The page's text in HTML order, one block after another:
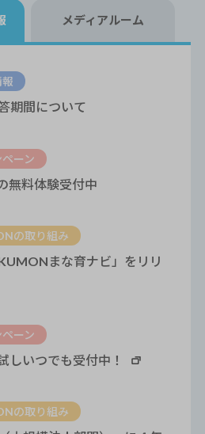
メディアルーム
期間について
ーン
無料体験受付中
の取り組み
まな育ナビ」をリリ
ーン
しいつでも受付中！
の取り組み